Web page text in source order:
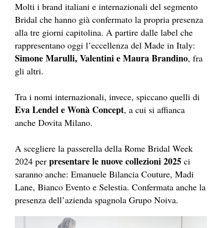
Molti i brand italiani e internazionali del segmento
Bridal che hanno già confermato la propria presenza
alla tre giorni capitolina. A partire dalle label che
rappresentano oggi l’eccellenza del Made in Italy:
Simone Marulli, Valentini e Maura Brandino, fra
gli altri.
Tra i nomi internazionali, invece, spiccano quelli di
Eva Lendel e Wonà Concept, a cui si affianca
anche Dovita Milano.
A scegliere la passerella della Rome Bridal Week
2024 per presentare le nuove collezioni 2025 ci
saranno anche: Emanuele Bilancia Couture, Madi
Lane, Bianco Evento e Selestia. Confermata anche la
presenza dell’azienda spagnola Grupo Noiva.